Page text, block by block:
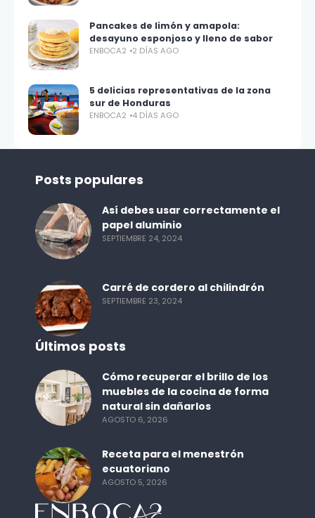
Pancakes de limón y amapola:
desayuno esponjoso y lleno de sabor
ENBOCA2 2 DÍAS AGO
5 delicias representativas de la zona
sur de Honduras
ENBOCA2 4 DÍAS AGO
Posts populares
Así debes usar correctamente el
papel aluminio
SEPTIEMBRE 24, 2024
Carré de cordero al chilindrón
SEPTIEMBRE 23, 2024
Últimos posts
Cómo recuperar el brillo de los
muebles de la cocina de forma
natural sin dañarlos
AGOSTO 6, 2026
Receta para el menestrón
ecuatoriano
AGOSTO 5, 2026